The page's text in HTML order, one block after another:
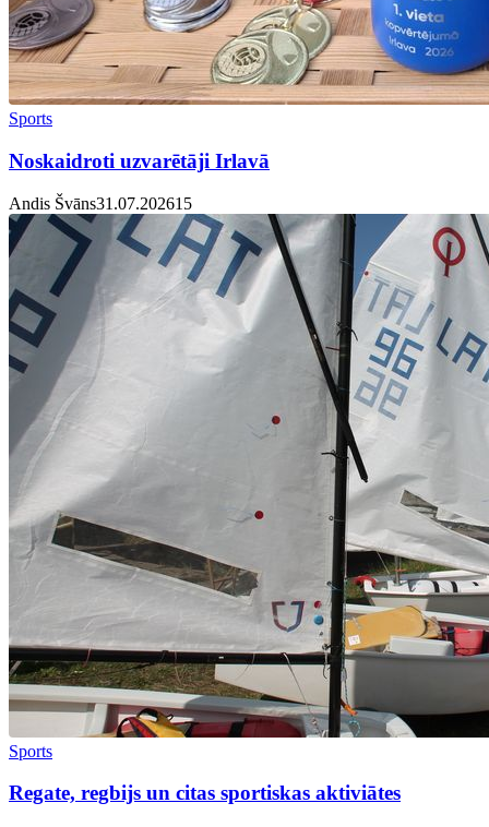
Sports
Noskaidroti uzvarētāji Irlavā
Andis Švāns31.07.20261 5
Sports
Regate, regbijs un citas sportiskas aktiviātes